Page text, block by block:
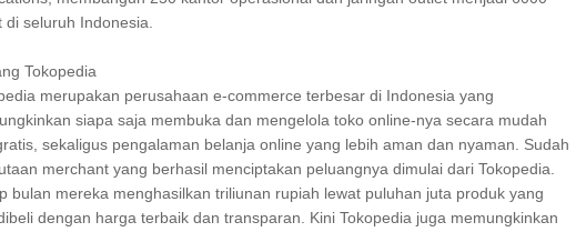
di seluruh Indonesia.
Tokopedia
merupakan perusahaan e-commerce terbesar di Indonesia yang
siapa saja membuka dan mengelola toko online-nya secara mudah
sekaligus pengalaman belanja online yang lebih aman dan nyaman. Sudah
merchant yang berhasil menciptakan peluangnya dimulai dari Tokopedia.
bulan mereka menghasilkan triliunan rupiah lewat puluhan juta produk yang
dengan harga terbaik dan transparan. Kini Tokopedia juga memungkinkan